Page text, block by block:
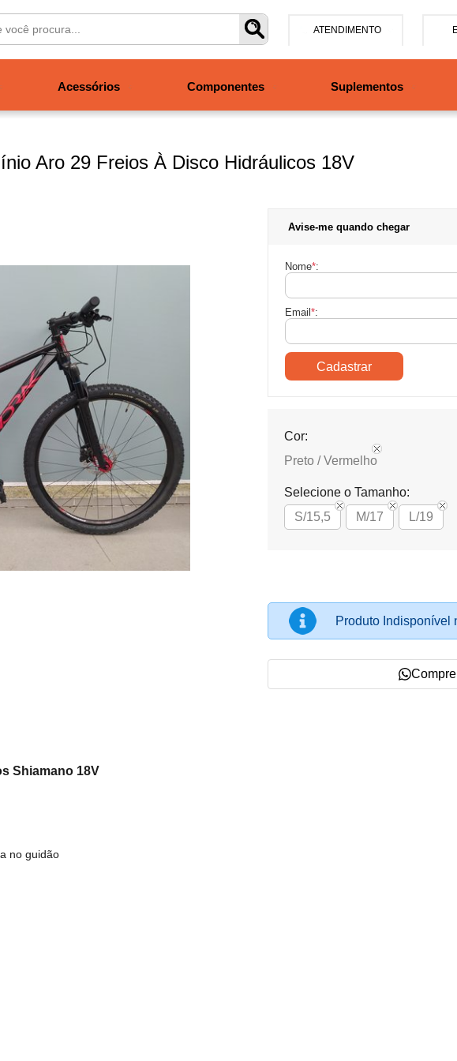
ATENDIMENTO
47997708525
às 19h. Sábado das 09h às
Acessórios Componentes Suplementos
Aro 29 Freios À Disco Hidráulicos 18V
Avise-me quando chegar
Nome*:
Email *:
Cor:
Preto / Vermelho
Selecione o Tamanho:
S/15,5
M/17 L/19
Produto Indisponível
Shiamano 18V
no guidão